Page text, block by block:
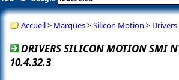
Accueil> Marques>Silicon Motion >
DRIVERS SILICON MOTION SMI
10.4.32.3